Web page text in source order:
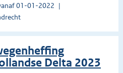
01-01-2022
Delta 2023